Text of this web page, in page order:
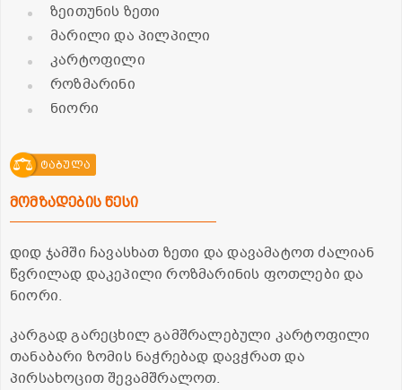
ზეითუნის ზეთი
მარილი და პილპილი
კარტოფილი
როზმარინი
ნიორი
ტაბულა
მომზადების წესი
დიდ ჯამში ჩავასხათ ზეთი და დავამატოთ ძალიან
წვრილად დაკეპილი როზმარინის ფოთლები და
ნიორი.
კარგად გარეცხილ გამშრალებული კარტოფილი
თანაბარი ზომის ნაჭრებად დავჭრათ და
პირსახოცით შევამშრალოთ.